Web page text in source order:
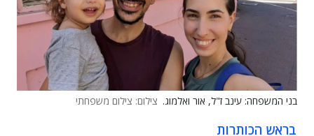
בני המשפחה: עינב ז"ל, אור ואלמוג. צילום: צילום משפחתי
בראש הכותרות